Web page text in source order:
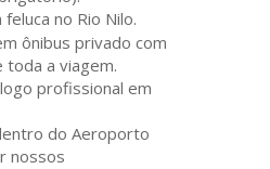
no Rio Nilo.
ônibus privado com
toda a viagem.
profissional em
do Aeroporto
nossos